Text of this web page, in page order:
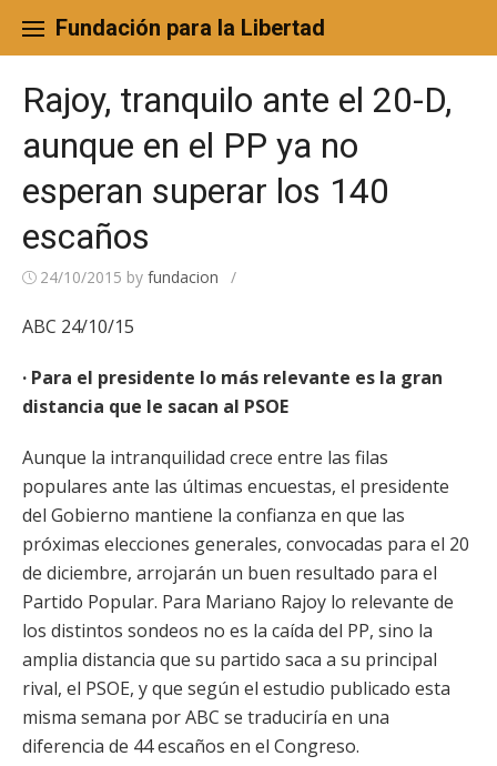
content
Fundación para la Libertad
Rajoy, tranquilo ante el 20-D,
aunque en el PP ya no
esperan superar los 140
escaños
24/10/2015 by fundacion /
ABC 24/10/15
· Para el presidente lo más relevante es la gran
distancia que le sacan al PSOE
Aunque la intranquilidad crece entre las filas
populares ante las últimas encuestas, el presidente
del Gobierno mantiene la confianza en que las
próximas elecciones generales, convocadas para el 20
de diciembre, arrojarán un buen resultado para el
Partido Popular. Para Mariano Rajoy lo relevante de
los distintos sondeos no es la caída del PP, sino la
amplia distancia que su partido saca a su principal
rival, el PSOE, y que según el estudio publicado esta
misma semana por ABC se traduciría en una
diferencia de 44 escaños en el Congreso.